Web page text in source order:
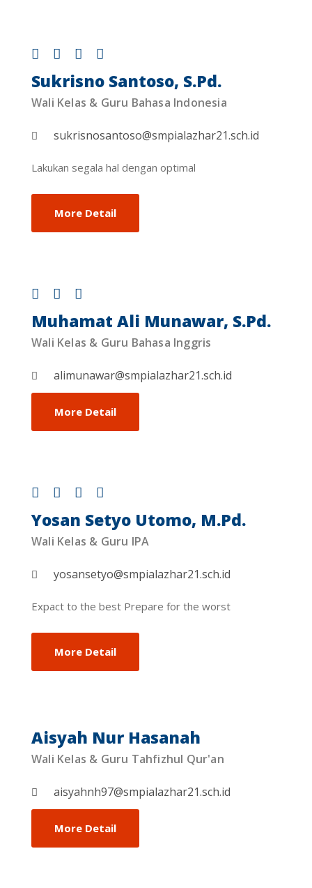
Sukrisno Santoso, S.Pd.
Wali Kelas & Guru Bahasa Indonesia
sukrisnosantoso@smpialazhar21.sch.id
Lakukan segala hal dengan optimal
More Detail
Muhamat Ali Munawar, S.Pd.
Wali Kelas & Guru Bahasa Inggris
alimunawar@smpialazhar21.sch.id
More Detail
Yosan Setyo Utomo, M.Pd.
Wali Kelas & Guru IPA
yosansetyo@smpialazhar21.sch.id
Expact to the best Prepare for the worst
More Detail
Aisyah Nur Hasanah
Wali Kelas & Guru Tahfizhul Qur'an
aisyahnh97@smpialazhar21.sch.id
More Detail